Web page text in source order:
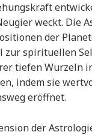
weckt. Die
der
zur spirituellen
tiefen Wurzeln
indem sie
eröffnet.
der